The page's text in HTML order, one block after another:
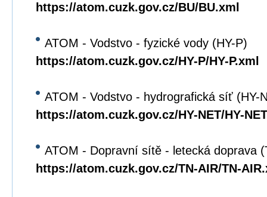
https://atom.cuzk.gov.cz/BU/BU.xml
ATOM - Vodstvo - fyzické vody (HY-P)
https://atom.cuzk.gov.cz/HY-P/HY-P.xml
ATOM - Vodstvo - hydrografická síť (HY-
https://atom.cuzk.gov.cz/HY-NET/HY-
ATOM - Dopravní sítě - letecká doprava
https://atom.cuzk.gov.cz/TN-AIR/TN-